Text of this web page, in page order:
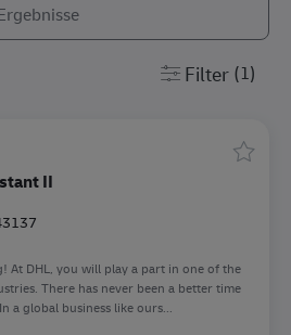
Filter (1)
II
At DHL, you will play a part in one of the
There has never been a better time
a global business like ours...